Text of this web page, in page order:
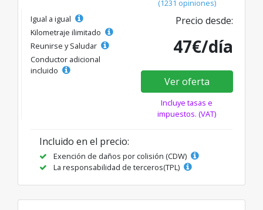
(1231 opiniones)
Igual a igual
Kilometraje ilimitado
Reunirse y Saludar
Conductor adicional
incluido
Precio desde:
47€/día
Ver oferta
Incluye tasas e
impuestos. (VAT)
Incluido en el precio:
Exención de daños por colisión (CDW)
La responsabilidad de terceros(TPL)